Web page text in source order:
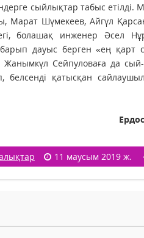
сыйлықтар табыс етілді.
Марат Шүмекеев, Айгүл
болашақ инженер Әсел
дауыс берген «ең қарт
Сейпуловаға да
белсенді қатысқан
11 маусым 2019 ж.